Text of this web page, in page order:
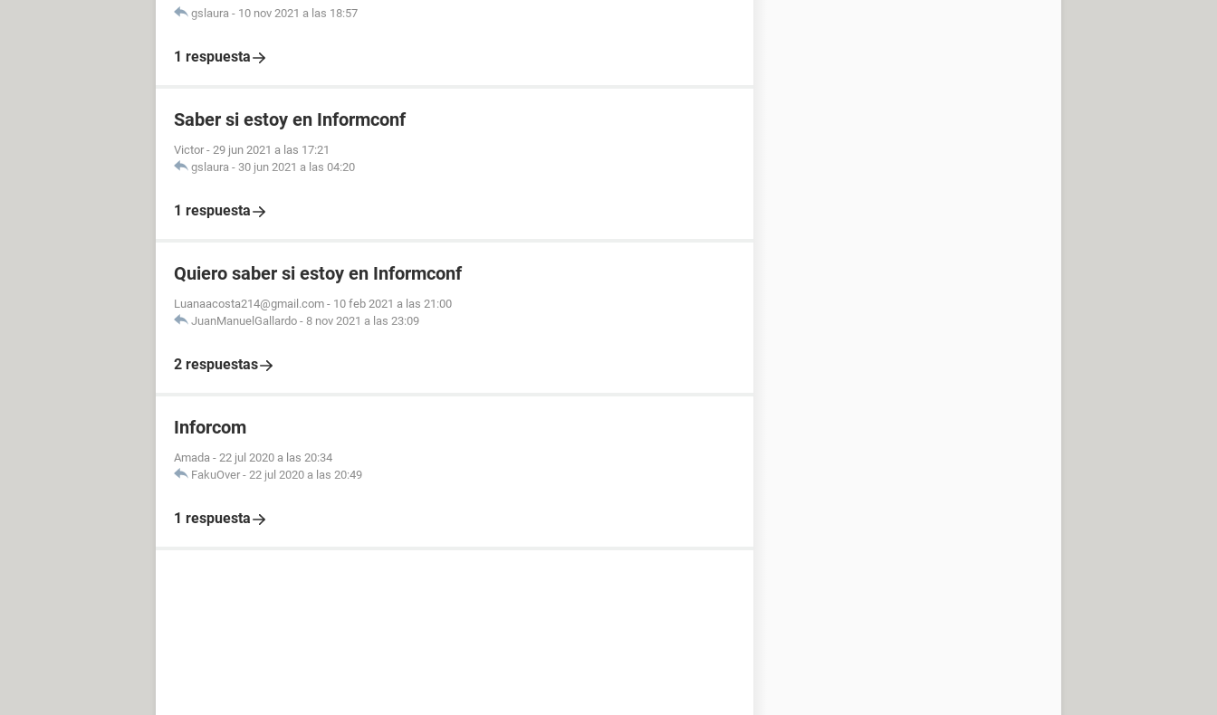
gslaura - 10 nov 2021 a las 18:57
1 respuesta
Saber si estoy en Informconf
Victor - 29 jun 2021 a las 17:21
gslaura - 30 jun 2021 a las 04:20
1 respuesta
Quiero saber si estoy en Informconf
Luanaacosta214@gmail.com - 10 feb 2021 a las 21:00
JuanManuelGallardo - 8 nov 2021 a las 23:09
2 respuestas
Inforcom
Amada - 22 jul 2020 a las 20:34
FakuOver - 22 jul 2020 a las 20:49
1 respuesta